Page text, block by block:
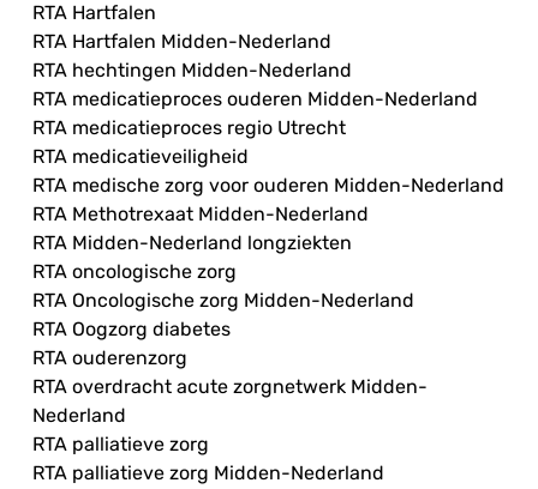
RTA Hartfalen
RTA Hartfalen Midden-Nederland
RTA hechtingen Midden-Nederland
RTA medicatieproces ouderen Midden-Nederland
RTA medicatieproces regio Utrecht
RTA medicatieveiligheid
RTA medische zorg voor ouderen Midden-Nederland
RTA Methotrexaat Midden-Nederland
RTA Midden-Nederland longziekten
RTA oncologische zorg
RTA Oncologische zorg Midden-Nederland
RTA Oogzorg diabetes
RTA ouderenzorg
RTA overdracht acute zorgnetwerk Midden-
Nederland
RTA palliatieve zorg
RTA palliatieve zorg Midden-Nederland